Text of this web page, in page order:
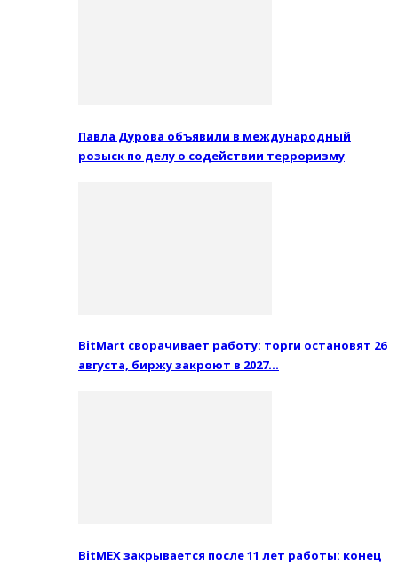
Павла Дурова объявили в международный
розыск по делу о содействии терроризму
BitMart сворачивает работу: торги остановят 26
августа, биржу закроют в 2027…
BitMEX закрывается после 11 лет работы: конец